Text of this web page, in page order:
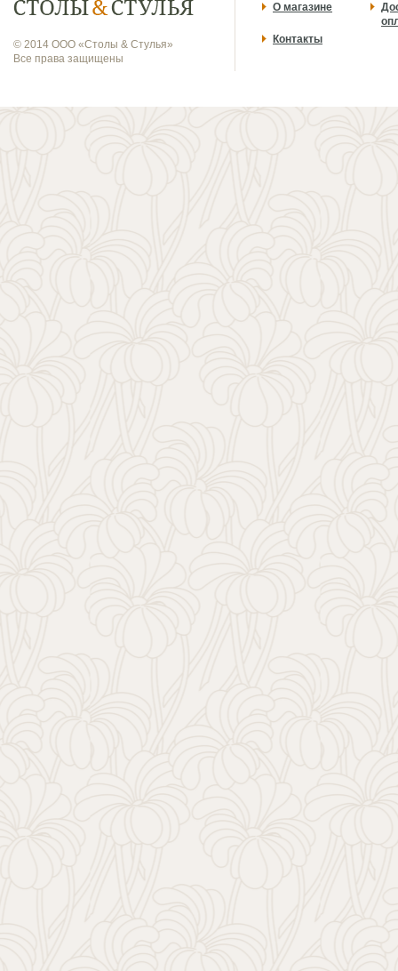
© 2014 ООО «Столы & Стулья»
Все права защищены
О магазине
Контакты